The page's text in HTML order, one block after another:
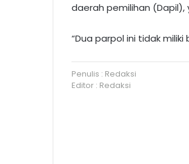
daerah pemilihan (Dapil),
“Dua parpol ini tidak miliki
Penulis : Redaksi
Editor : Redaksi